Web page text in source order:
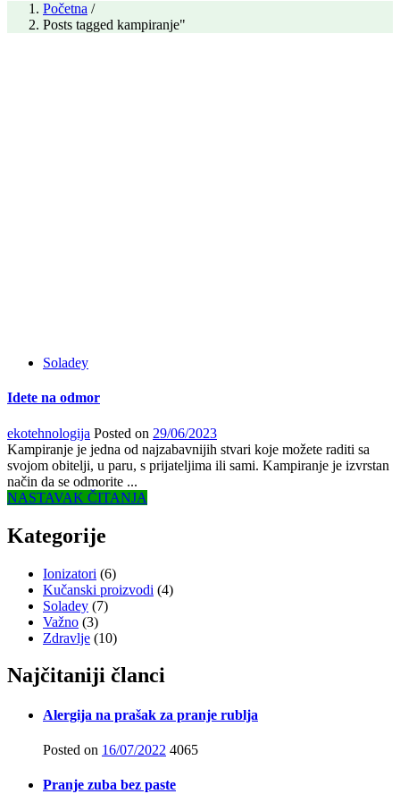
Početna /
Posts tagged kampiranje"
Soladey
Idete na odmor
ekotehnologija Posted on 29/06/2023
Kampiranje je jedna od najzabavnijih stvari koje možete raditi sa
svojom obitelji, u paru, s prijateljima ili sami. Kampiranje je izvrstan
način da se odmorite ...
NASTAVAK ČITANJA
Kategorije
Ionizatori (6)
Kučanski proizvodi (4)
Soladey (7)
Važno (3)
Zdravlje (10)
Najčitaniji članci
Alergija na prašak za pranje rublja
Posted on 16/07/2022 4065
Pranje zuba bez paste